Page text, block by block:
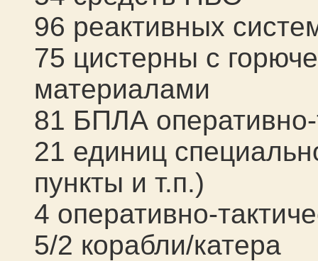
96 реактивных
75 цистерны с
материалами
81 БПЛА оперативно-
21 единиц
пункты и т.п.)
4 оперативно-
5/2 корабли/катера